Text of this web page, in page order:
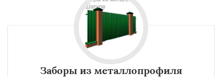
Заборы из металлопрофиля